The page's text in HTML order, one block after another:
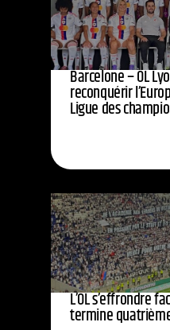
Barcelone – OL
reconquérir
Ligue des
L’OL s’effrondre
termine